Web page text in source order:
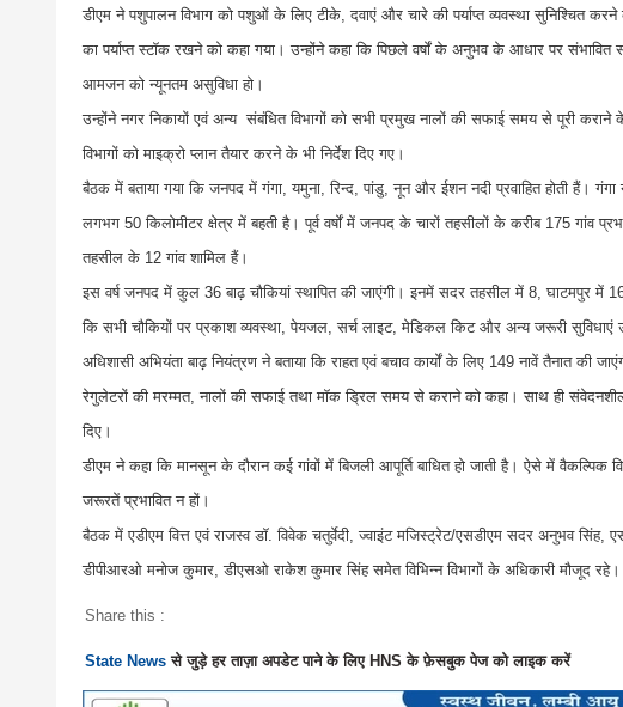
डीएम ने पशुपालन विभाग को पशुओं के लिए टीके, दवाएं और चारे की पर्याप्त व्यवस्था सुनिश्चित
का पर्याप्त स्टॉक रखने को कहा गया। उन्होंने कहा कि पिछले वर्षों के अनुभव के आधार पर
आमजन को न्यूनतम असुविधा हो।
उन्होंने नगर निकायों एवं अन्य संबंधित विभागों को सभी प्रमुख नालों की सफाई समय से पूरी कराने
विभागों को माइक्रो प्लान तैयार करने के भी निर्देश दिए गए।
बैठक में बताया गया कि जनपद में गंगा, यमुना, रिन्द, पांडु, नून और ईशन नदी प्रवाहित होती हैं।
लगभग 50 किलोमीटर क्षेत्र में बहती है। पूर्व वर्षों में जनपद के चारों तहसीलों के करीब 175
तहसील के 12 गांव शामिल हैं।
इस वर्ष जनपद में कुल 36 बाढ़ चौकियां स्थापित की जाएंगी। इनमें सदर तहसील में 8, घाटमपुर में
कि सभी चौकियों पर प्रकाश व्यवस्था, पेयजल, सर्च लाइट, मेडिकल किट और अन्य जरूरी सुविधाएं
अधिशासी अभियंता बाढ़ नियंत्रण ने बताया कि राहत एवं बचाव कार्यों के लिए 149 नावें तैनात की
रेगुलेटरों की मरम्मत, नालों की सफाई तथा मॉक ड्रिल समय से कराने को कहा। साथ ही
दिए।
डीएम ने कहा कि मानसून के दौरान कई गांवों में बिजली आपूर्ति बाधित हो जाती है। ऐसे में वैकल्पिक
जरूरतें प्रभावित न हों।
बैठक में एडीएम वित्त एवं राजस्व डॉ. विवेक चतुर्वेदी, ज्वाइंट मजिस्ट्रेट/एसडीएम सदर अनुभव सिंह,
डीपीआरओ मनोज कुमार, डीएसओ राकेश कुमार सिंह समेत विभिन्न विभागों के अधिकारी मौजूद रहे।
Share this :
State News से जुड़े हर ताज़ा अपडेट पाने के लिए HNS के फ़ेसबुक पेज को लाइक करें